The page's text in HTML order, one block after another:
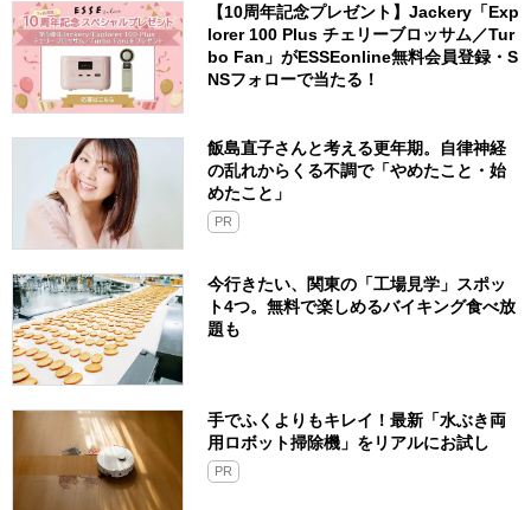
【10周年記念プレゼント】Jackery「Exp
lorer 100 Plus チェリーブロッサム／Tur
bo Fan」がESSEonline無料会員登録・S
NSフォローで当たる！
飯島直子さんと考える更年期。自律神経
の乱れからくる不調で「やめたこと・始
めたこと」
PR
今行きたい、関東の「工場見学」スポッ
ト4つ。無料で楽しめるバイキング食べ放
題も
手でふくよりもキレイ！最新「水ぶき両
用ロボット掃除機」をリアルにお試し
PR